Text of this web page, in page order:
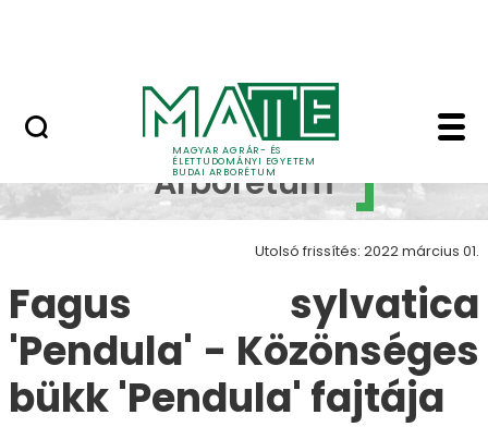
MAGYAR AGRÁR- ÉS
ÉLETTUDOMÁNYI EGYETEM
BUDAI ARBORÉTUM
Fagus sylvatica
Budai
Arborétum
Utolsó frissítés: 2022 március 01.
Fagus sylvatica
'Pendula' - Közönséges
bükk 'Pendula' fajtája